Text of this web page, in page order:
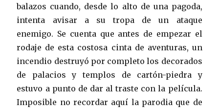
balazos cuando, desde lo alto de una pagoda,
intenta avisar a su tropa de un ataque
enemigo. Se cuenta que antes de empezar el
rodaje de esta costosa cinta de aventuras, un
incendio destruyó por completo los decorados
de palacios y templos de cartón-piedra y
estuvo a punto de dar al traste con la película.
Imposible no recordar aquí la parodia que de